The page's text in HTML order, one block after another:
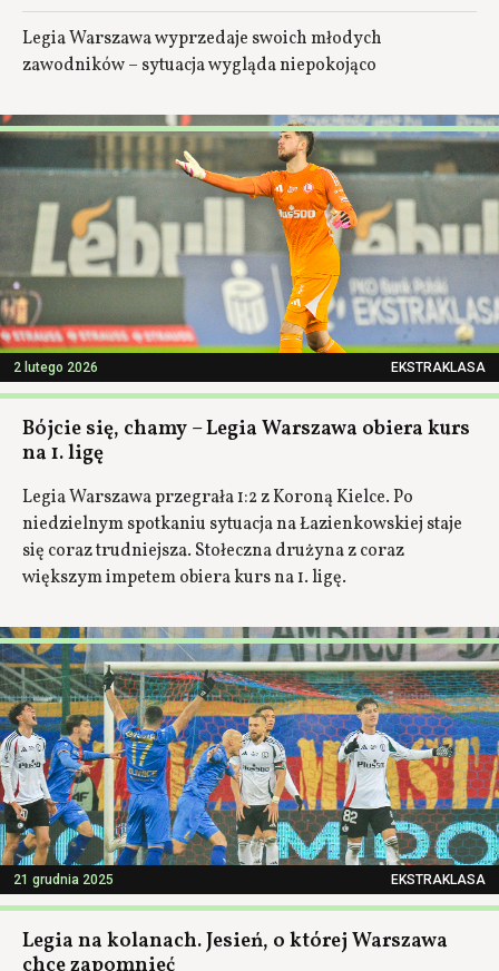
Legia Warszawa wyprzedaje swoich młodych
zawodników – sytuacja wygląda niepokojąco
2 lutego 2026 EKSTRAKLASA
Bójcie się, chamy – Legia Warszawa obiera kurs
na 1. ligę
Legia Warszawa przegrała 1:2 z Koroną Kielce. Po
niedzielnym spotkaniu sytuacja na Łazienkowskiej staje
się coraz trudniejsza. Stołeczna drużyna z coraz
większym impetem obiera kurs na 1. ligę.
21 grudnia 2025 EKSTRAKLASA
Legia na kolanach. Jesień, o której Warszawa